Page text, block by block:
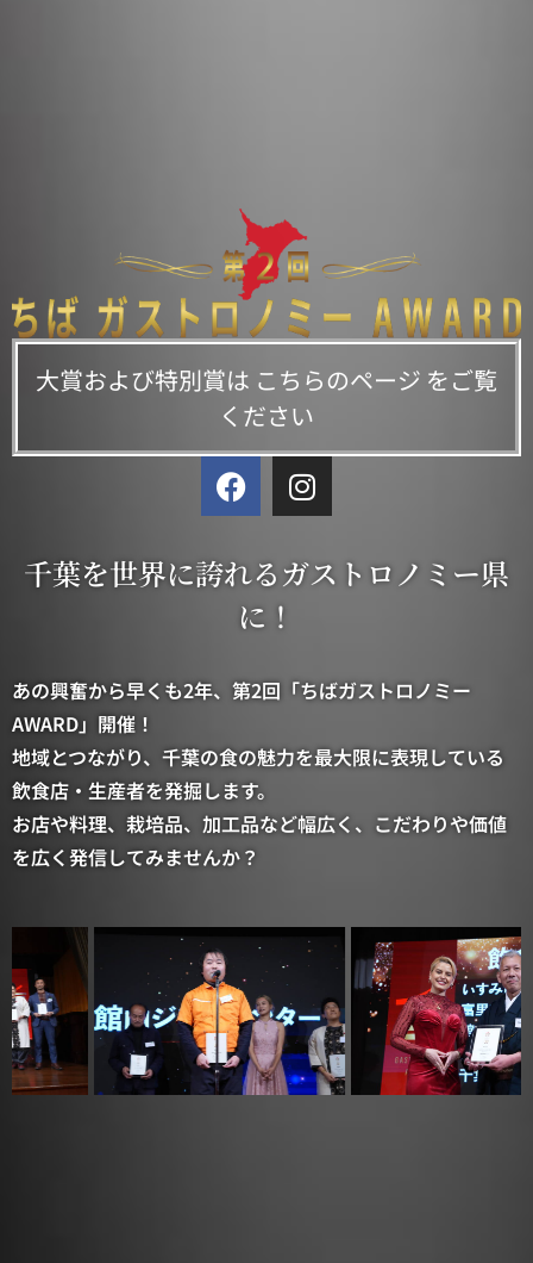
大賞および特別賞は こちらのページ をご覧
ください
千葉を世界に誇れるガストロノミー県
に！
あの興奮から早くも2年、第2回「ちばガストロノミー
AWARD」開催！
地域とつながり、千葉の食の魅力を最大限に表現している
飲食店・生産者を発掘します。
お店や料理、栽培品、加工品など幅広く、こだわりや価値
を広く発信してみませんか？